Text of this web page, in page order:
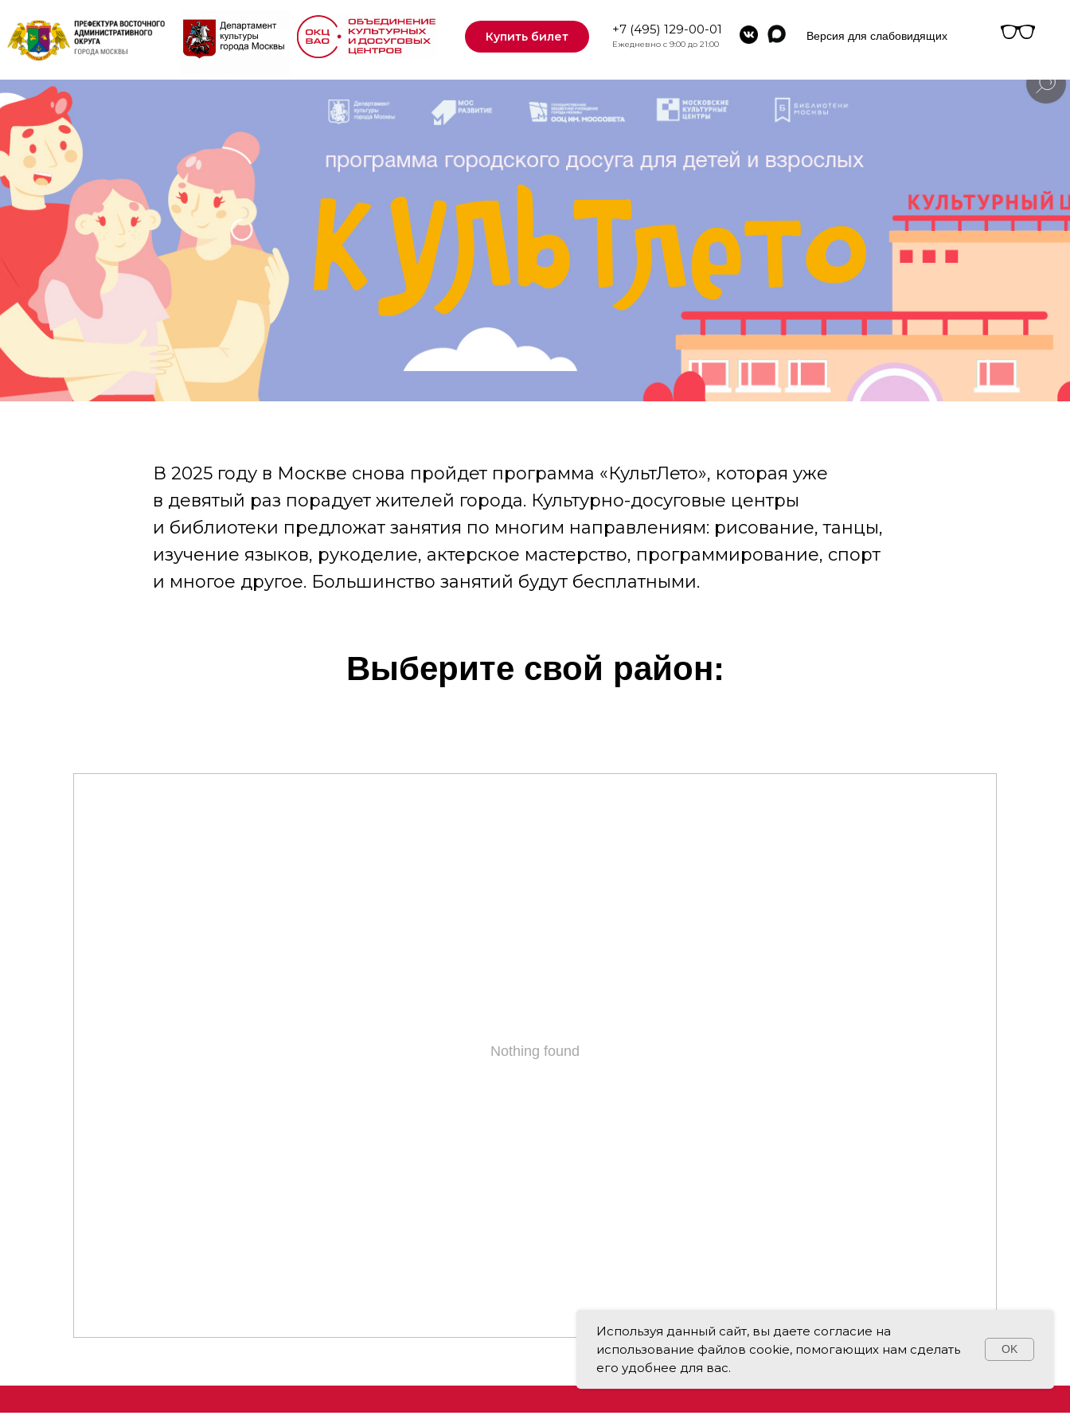
Версия для слабовидящих
Купить билет +7 (495) 129-00-01
Ежедневно с 9:00 до 21:00
Используя данный сайт, вы даете согласие на
использование файлов cookie, помогающих нам сделать
его удобнее для вас.
OK
Свяжитесь с нами!
В 2025 году в Москве снова пройдет программа «КультЛето», которая уже
в девятый раз порадует жителей города. Культурно-досуговые центры
и библиотеки предложат занятия по многим направлениям: рисование, танцы,
изучение языков, рукоделие, актерское мастерство, программирование, спорт
и многое другое. Большинство занятий будут бесплатными.
Выберите свой район:
Nothing found